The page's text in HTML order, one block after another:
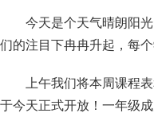
今天是个天气晴朗阳
们的注目下冉冉升起，每
上午我们将本周课程
于今天正式开放！一年级